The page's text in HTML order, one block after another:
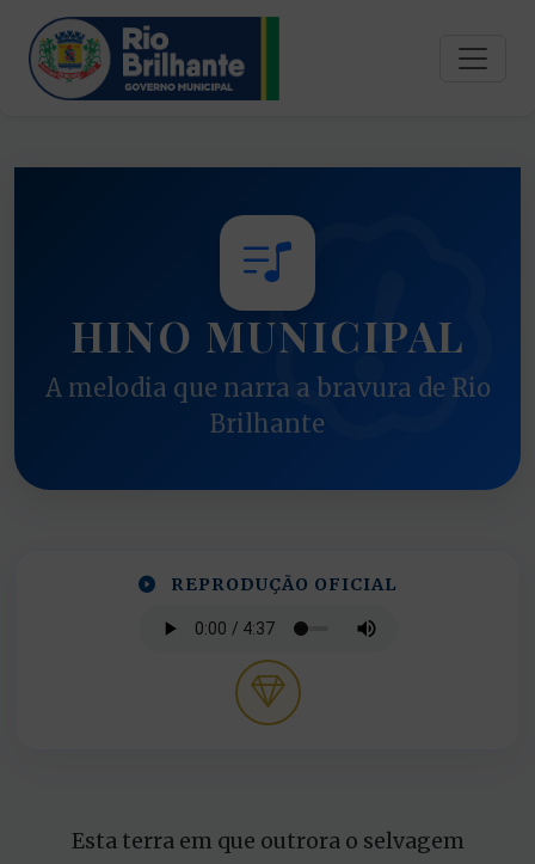
HINO MUNICIPAL
A melodia que narra a bravura de Rio
Brilhante
REPRODUÇÃO OFICIAL
Esta terra em que outrora o selvagem